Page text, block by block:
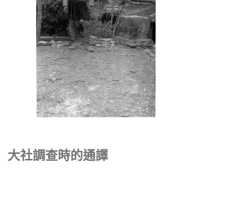
大社調查時的通譯